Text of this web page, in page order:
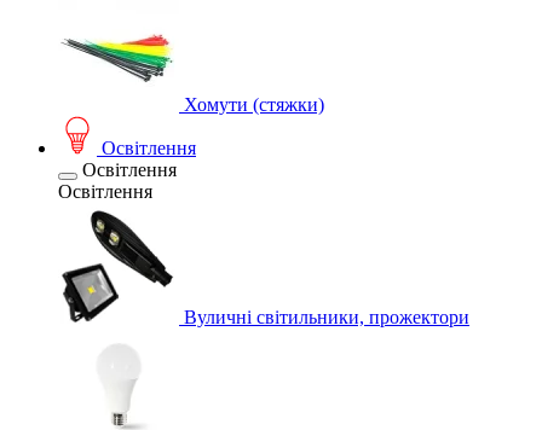
Хомути (стяжки)
Освітлення
Освітлення
Освітлення
Вуличні світильники, прожектори